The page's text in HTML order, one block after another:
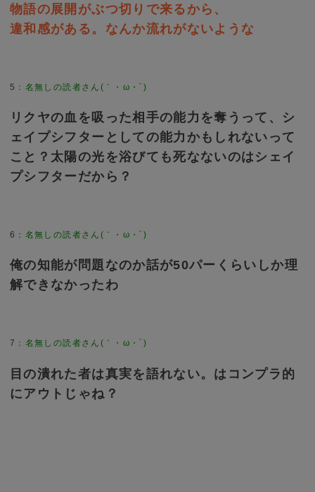
物語の展開がぶつ切りで来るから、
違和感がある。なんか流れがないような
5 ： 名無しの読者さん(｀・ω・´)
リクヤの血を吸った相手の能力を奪うって、シ
ェイプシフターとしての能力かもしれないって
こと？太陽の光を浴びても死なないのはシェイ
プシフターだから？
6 ： 名無しの読者さん(｀・ω・´)
俺の知能が問題なのか話が50パーくらいしか理
解できなかったわ
7 ： 名無しの読者さん(｀・ω・´)
目の潰れた者は真実を語れない。はコンプラ的
にアウトじゃね？